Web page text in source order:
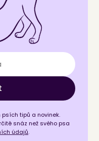
tipů a novinek.
snáz než svého psa
údajů.